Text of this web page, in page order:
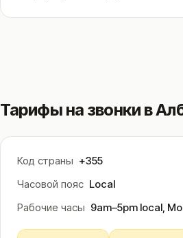
Тарифы на звонки в
Код страны +355
Часовой пояс Local
Рабочие часы 9am–5pm local,